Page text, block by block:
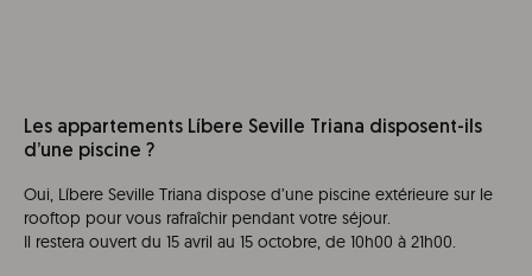
Les appartements Líbere Seville Triana disposent-ils
d’une piscine ?
Oui, Líbere Seville Triana dispose d’une piscine extérieure sur le
rooftop pour vous rafraîchir pendant votre séjour.
Il restera ouvert du 15 avril au 15 octobre, de 10h00 à 21h00.